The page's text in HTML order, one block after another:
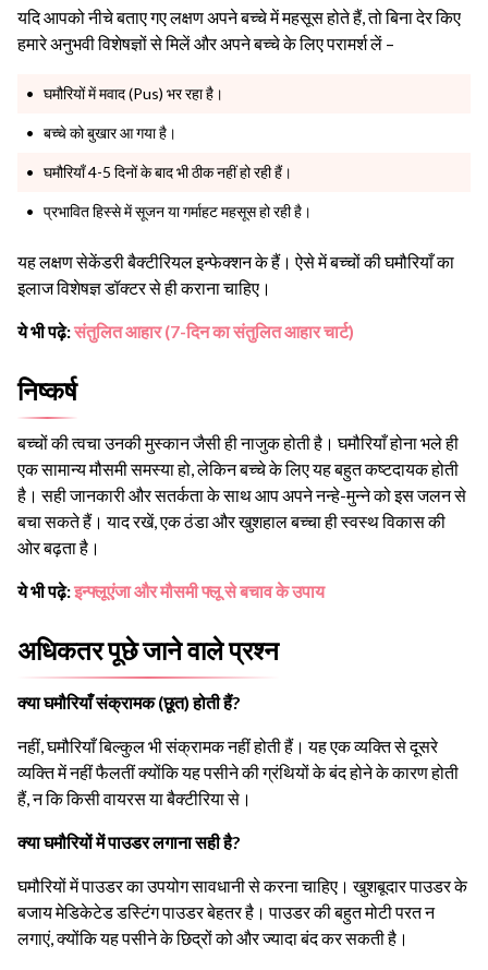
यदि आपको नीचे बताए गए लक्षण अपने बच्चे में महसूस होते हैं, तो बिना देर किए
हमारे अनुभवी विशेषज्ञों से मिलें और अपने बच्चे के लिए परामर्श लें –
घमौरियों में मवाद (Pus) भर रहा है।
बच्चे को बुखार आ गया है।
घमौरियाँ 4-5 दिनों के बाद भी ठीक नहीं हो रही हैं।
प्रभावित हिस्से में सूजन या गर्माहट महसूस हो रही है।
यह लक्षण सेकेंडरी बैक्टीरियल इन्फेक्शन के हैं। ऐसे में बच्चों की घमौरियाँ का
इलाज विशेषज्ञ डॉक्टर से ही कराना चाहिए।
ये भी पढ़े:संतुलित आहार (7-दिन का संतुलित आहार चार्ट)
निष्कर्ष
बच्चों की त्वचा उनकी मुस्कान जैसी ही नाजुक होती है। घमौरियाँ होना भले ही
एक सामान्य मौसमी समस्या हो, लेकिन बच्चे के लिए यह बहुत कष्टदायक होती
है। सही जानकारी और सतर्कता के साथ आप अपने नन्हे-मुन्ने को इस जलन से
बचा सकते हैं। याद रखें, एक ठंडा और खुशहाल बच्चा ही स्वस्थ विकास की
ओर बढ़ता है।
ये भी पढ़े:इन्फ्लूएंजा और मौसमी फ्लू से बचाव के उपाय
अधिकतर पूछे जाने वाले प्रश्न
क्या घमौरियाँ संक्रामक (छूत) होती हैं?
नहीं, घमौरियाँ बिल्कुल भी संक्रामक नहीं होती हैं। यह एक व्यक्ति से दूसरे
व्यक्ति में नहीं फैलतीं क्योंकि यह पसीने की ग्रंथियों के बंद होने के कारण होती
हैं, न कि किसी वायरस या बैक्टीरिया से।
क्या घमौरियों में पाउडर लगाना सही है?
घमौरियों में पाउडर का उपयोग सावधानी से करना चाहिए। खुशबूदार पाउडर के
बजाय मेडिकेटेड डस्टिंग पाउडर बेहतर है। पाउडर की बहुत मोटी परत न
लगाएं, क्योंकि यह पसीने के छिद्रों को और ज्यादा बंद कर सकती है।